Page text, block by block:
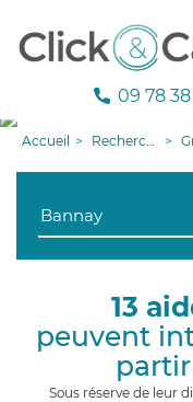
09 78
Accueil Recherche aide à domicile
13
peuvent
Sous réserve de leur